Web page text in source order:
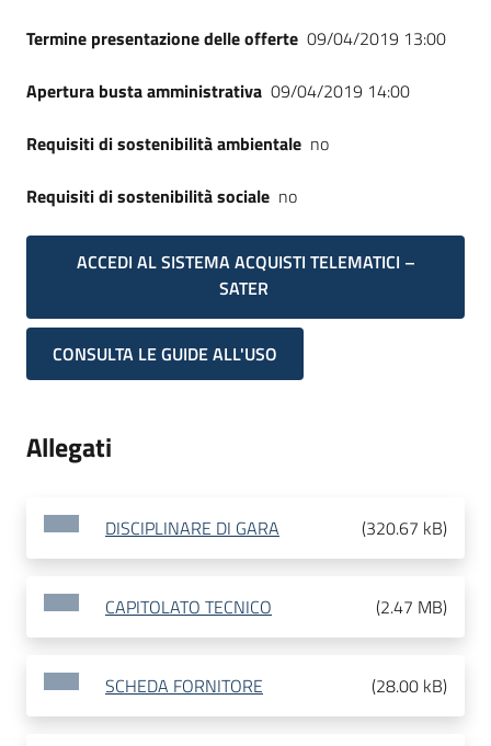
Termine presentazione delle offerte 09/04/2019 13:00
Apertura busta amministrativa 09/04/2019 14:00
Requisiti di sostenibilità ambientale no
Requisiti di sostenibilità sociale no
ACCEDI AL SISTEMA ACQUISTI TELEMATICI –
SATER
CONSULTA LE GUIDE ALL'USO
Allegati
DISCIPLINARE DI GARA (320.67 kB)
CAPITOLATO TECNICO (2.47 MB)
SCHEDA FORNITORE (28.00 kB)